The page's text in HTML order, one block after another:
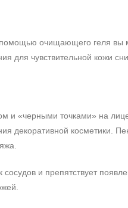
очищающего геля
для чувствительной кожи
и «черными точками» на
декоративной косметики.
сосудов и препятствует